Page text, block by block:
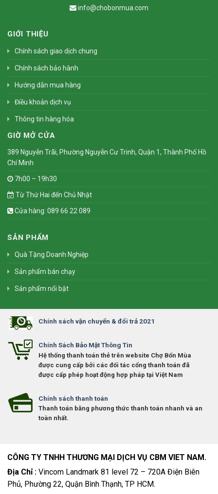
info@chobonmua.com
GIỚI THIỆU
Chính sách giao dịch chung
Chính sách bảo hành
Hướng dẫn mua hàng
Điều khoản dịch vụ
Thông tin hàng hóa
GIỜ MỞ CỬA
389 Nguyễn Trãi, Phường Nguyễn Cư Trinh, Quận 1, Thành Phố Hồ
Chí Minh
7h00 – 19h30
Từ Thứ Hai đến Chủ Nhật
Cửa hàng: 089 66 22 089
SẢN PHẨM
Quà Tặng Doanh Nghiệp
Sản phẩm bán chạy
Sản phẩm nổi bật
Chính sách vận chuyển & đổi trả 2021
Chính Sách Bảo Mật Thông Tin
Hệ thống thanh toán thẻ trên website Chợ Bốn Mùa
được cung cấp bởi các đối tác cổng thanh toán đã
được cấp phép hoạt động hợp pháp tại Việt Nam
Chính sách thanh toán
Thanh toán bằng phương thức thanh toán nhanh và an
toàn nhất.
CÔNG TY TNHH THƯƠNG MẠI DỊCH VỤ CBM VIET NAM.
Địa Chỉ : Vincom Landmark 81 level 72 – 720A Điện Biên
Phủ, Phường 22, Quận Bình Thạnh, TP HCM.